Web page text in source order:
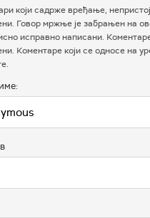
који садрже вређање,
Говор мржње је забрањен на
исправно написани.
Коментаре који се односе на